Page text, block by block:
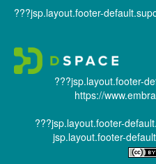
???jsp.layout.footer-
???jsp.layout.footer-
https://
???jsp.layout.footer-
jsp.layout.footer-